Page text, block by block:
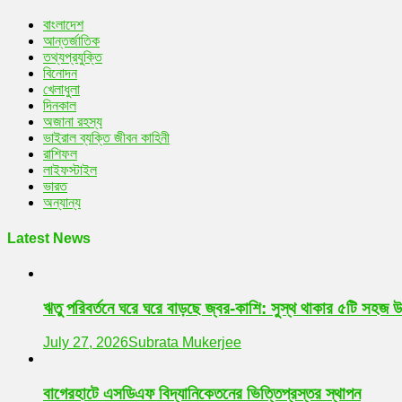
বাংলাদেশ
আন্তর্জাতিক
তথ্যপ্রযুক্তি
বিনোদন
খেলাধুলা
দিনকাল
অজানা রহস্য
ভাইরাল ব্যক্তি জীবন কাহিনী
রাশিফল
লাইফস্টাইল
ভারত
অন্যান্য
Latest News
ঋতু পরিবর্তনে ঘরে ঘরে বাড়ছে জ্বর-কাশি: সুস্থ থাকার ৫টি সহজ
July 27, 2026Subrata Mukerjee
বাগেরহাটে এসডিএফ বিদ্যানিকেতনের ভিত্তিপ্রস্তর স্থাপন